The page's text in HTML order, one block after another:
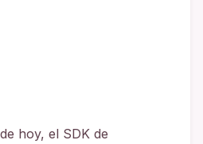
hoy, el SDK de